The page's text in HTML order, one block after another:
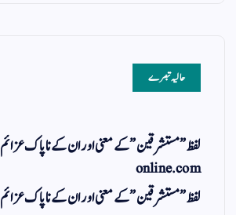
حالیہ تبصرے
لفظ ” مستشرقین ” کے معنی اور ان کے نا پاک عزائم
online.com
لفظ ” مستشرقین ” کے معنی اور ان کے نا پاک عزائم